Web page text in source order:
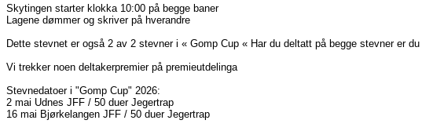
Skytingen starter klokka 10:00 på begge baner
Lagene dømmer og skriver på hverandre
Dette stevnet er også 2 av 2 stevner i « Gomp Cup « Har du deltatt på begge stevner er
Vi trekker noen deltakerpremier på premieutdelinga
Stevnedatoer i "Gomp Cup" 2026:
2 mai Udnes JFF / 50 duer Jegertrap
16 mai Bjørkelangen JFF / 50 duer Jegertrap